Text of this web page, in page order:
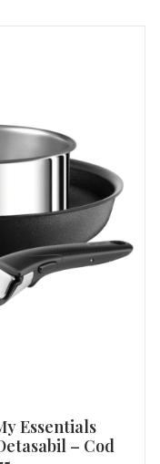
Essentials
– Cod